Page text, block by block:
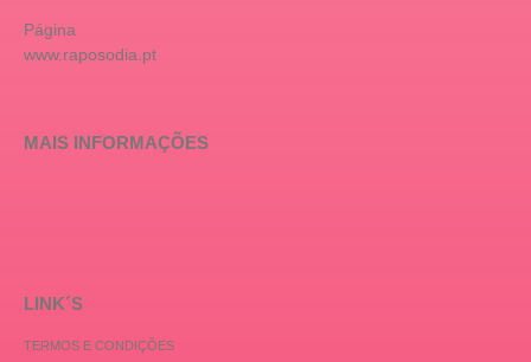
Página
www.raposodia.pt
MAIS INFORMAÇÕES
LINK´S
TERMOS E CONDIÇÕES